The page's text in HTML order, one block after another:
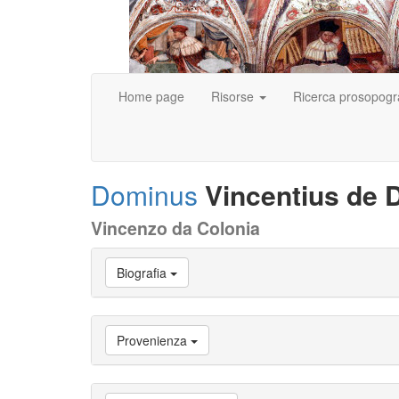
Home page Risorse Ricerca
Dominus Vincentius de
Vincenzo da Colonia
Vai
Biografia
Provenienza
Vai
a
Biografia
Provenienza